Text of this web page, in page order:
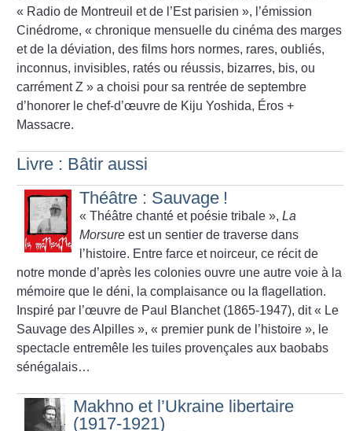
« Radio de Montreuil et de l’Est parisien », l’émission
Cinédrome, « chronique mensuelle du cinéma des marges
et de la déviation, des films hors normes, rares, oubliés,
inconnus, invisibles, ratés ou réussis, bizarres, bis, ou
carrément Z » a choisi pour sa rentrée de septembre
d’honorer le chef-d’œuvre de Kiju Yoshida, Éros +
Massacre.
Livre : Bâtir aussi
Théâtre : Sauvage !
« Théâtre chanté et poésie tribale »,La
Morsure est un sentier de traverse dans
l’histoire. Entre farce et noirceur, ce récit de
notre monde d’après les colonies ouvre une autre voie à la
mémoire que le déni, la complaisance ou la flagellation.
Inspiré par l’œuvre de Paul Blanchet (1865-1947), dit « Le
Sauvage des Alpilles », « premier punk de l’histoire », le
spectacle entremêle les tuiles provençales aux baobabs
sénégalais…
Makhno et l’Ukraine libertaire
(1917-1921)